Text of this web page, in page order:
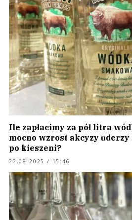
Ile zapłacimy za pół litra
mocno wzrost akcyzy
po kieszeni?
22.08.2025 / 15:46